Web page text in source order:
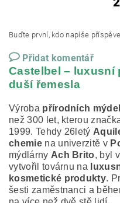
Buďte první, kdo napíše
Přidat komentář
Castelbel – luxusní
duší řemesla
Výroba přírodních mýdel
než 300 let, kterou
1999. Tehdy 26letý
chemiena univerzitě v
mýdlárny Ach Brito, byl
vytvořil továrnu na
kosmetické produkty.
šesti zaměstnanci a